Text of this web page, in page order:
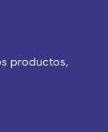
productos,